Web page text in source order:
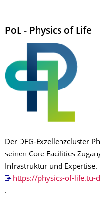
PoL - Physics of Life
Der DFG-Exzellenzcluster
seinen Core Facilities
Infrastruktur und Expertise.
https://physics-of-life.tu-
.